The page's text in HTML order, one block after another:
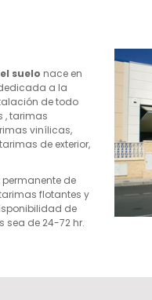
suelo nace en
a la
de todo
, tarimas
vinílicas,
de exterior,
de
flotantes y
de
sea de 24-72 hr.